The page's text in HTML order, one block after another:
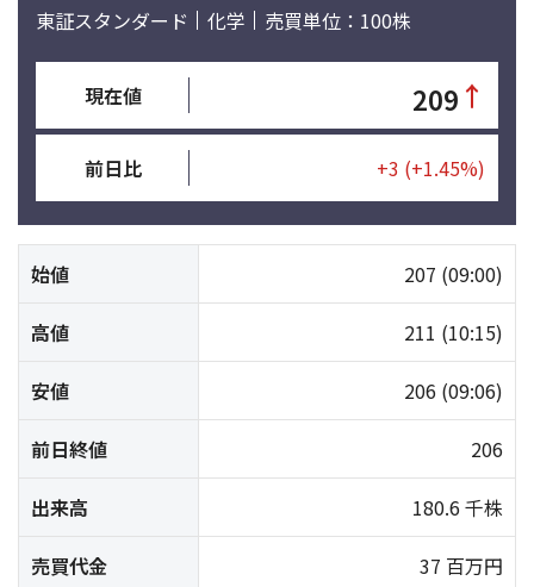
東証スタンダード 化学 売買単位：100株
現在値 209 ↑
前日比 +3 (+1.45%)
始値 207 (09:00)
高値 211 (10:15)
安値 206 (09:06)
前日終値 206
出来高 180.6 千株
売買代金 37 百万円